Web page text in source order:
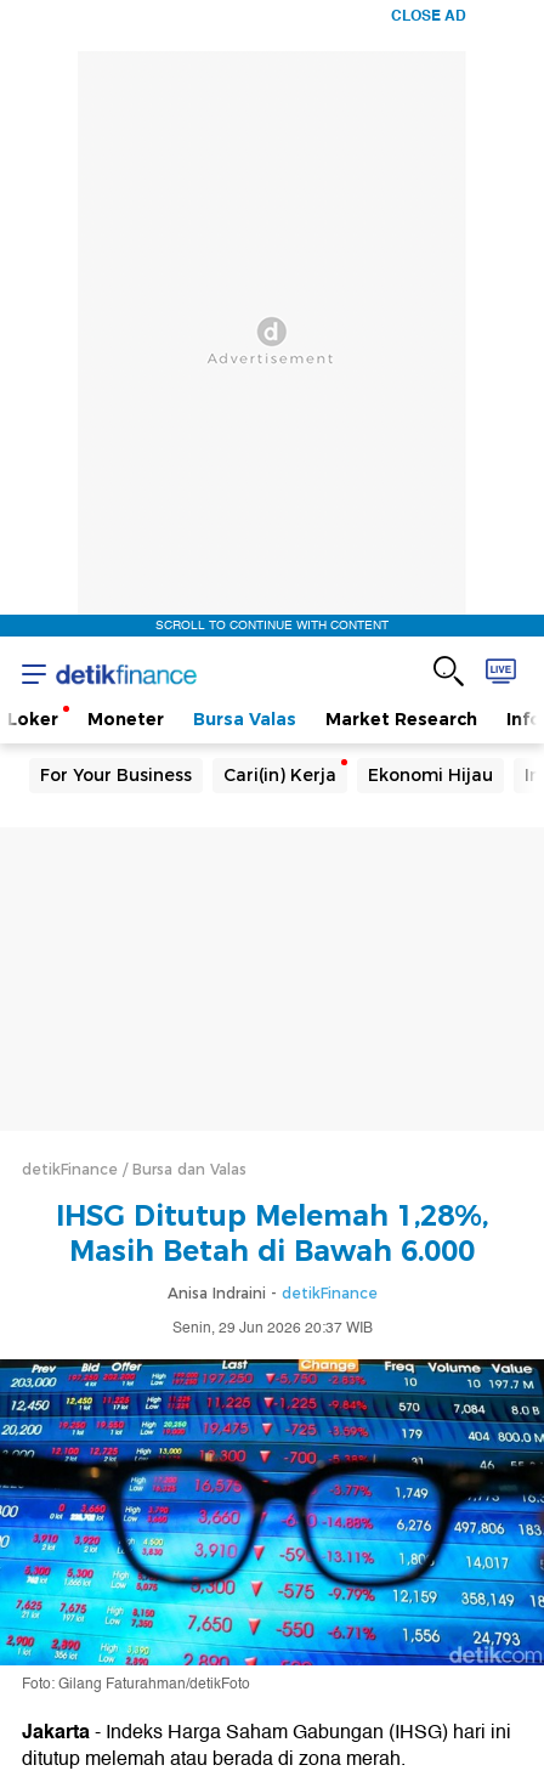
CLOSE AD
SCROLL TO CONTINUE WITH CONTENT
Loker Moneter Bursa Valas Market Research
For Your Business Cari(in) Kerja Ekonomi Hijau
detikFinance Bursa dan Valas
IHSG Ditutup Melemah 1,28%,
Masih Betah di Bawah 6.000
Anisa Indraini - detikFinance
Senin, 29 Jun 2026 20:37 WIB
Foto: Gilang Faturahman/detikFoto
Jakarta-Indeks Harga Saham Gabungan (IHSG) hari ini
ditutup melemah atau berada di zona merah.